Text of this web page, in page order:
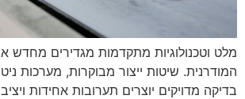
מלט וטכנולוגיות מתקדמות מגדירים מחדש
המודרנית. שיטות ייצור מבוקרות, מערכות
בדיקה מדויקים יוצרים תערובות אחידות